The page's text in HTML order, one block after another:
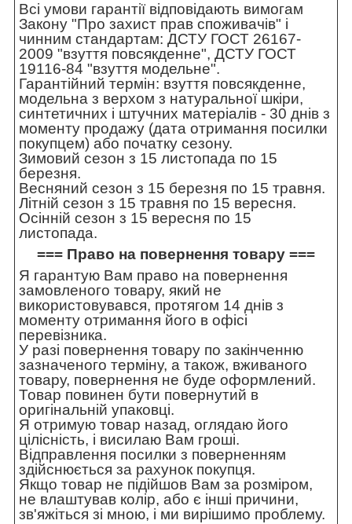
Всі умови гарантії відповідають вимогам
Закону "Про захист прав споживачів" і
чинним стандартам: ДСТУ ГОСТ 26167-
2009 "взуття повсякденне", ДСТУ ГОСТ
19116-84 "взуття модельне".
Гарантійний термін: взуття повсякденне,
модельна з верхом з натуральної шкіри,
синтетичних і штучних матеріалів - 30 днів з
моменту продажу (дата отримання посилки
покупцем) або початку сезону.
Зимовий сезон з 15 листопада по 15
березня.
Весняний сезон з 15 березня по 15 травня.
Літній сезон з 15 травня по 15 вересня.
Осінній сезон з 15 вересня по 15
листопада.
=== Право на повернення товару ===
Я гарантую Вам право на повернення
замовленого товару, який не
використовувався, протягом 14 днів з
моменту отримання його в офісі
перевізника.
У разі повернення товару по закінченню
зазначеного терміну, а також, вживаного
товару, повернення не буде оформлений.
Товар повинен бути повернутий в
оригінальній упаковці.
Я отримую товар назад, оглядаю його
цілісність, і висилаю Вам гроші.
Відправлення посилки з поверненням
здійснюється за рахунок покупця.
Якщо товар не підійшов Вам за розміром,
не влаштував колір, або є інші причини,
зв'яжіться зі мною, і ми вирішимо проблему.